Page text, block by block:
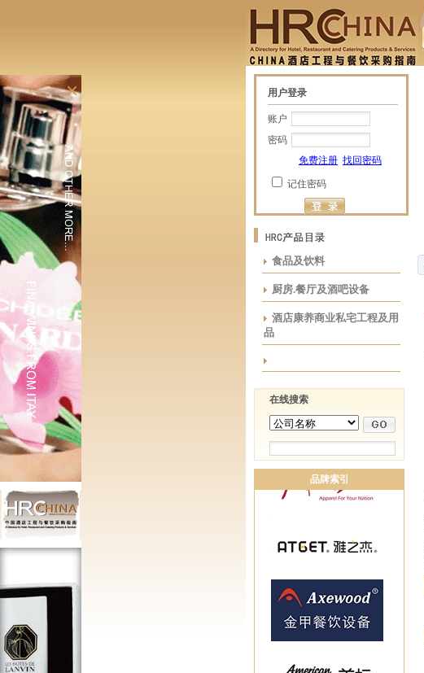
× 用户登录
账户
密码
免费注册 找回密码
记住密码
食品及饮料
厨房.餐厅及酒吧设备
酒店康养商业私宅工程及用
品
在线搜索
品牌索引